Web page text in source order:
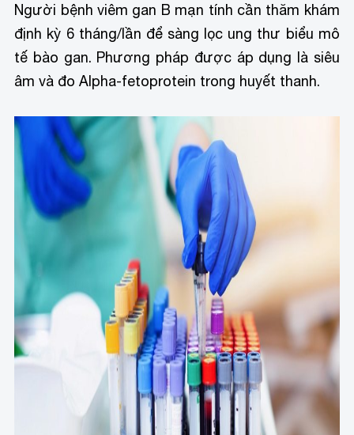
Người bệnh viêm gan B mạn tính cần thăm khám
định kỳ 6 tháng/lần để sàng lọc ung thư biểu mô
tế bào gan. Phương pháp được áp dụng là siêu
âm và đo Alpha-fetoprotein trong huyết thanh.